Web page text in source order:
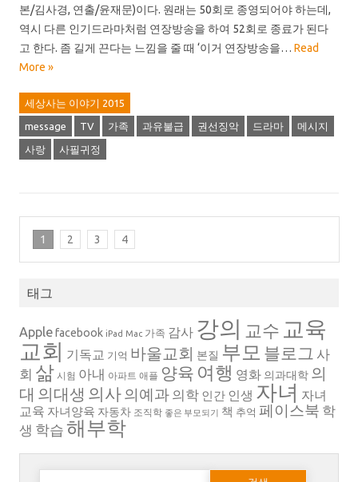
본/김사경, 연출/윤재문)이다. 원래는 50회로 종영되어야 하는데,
역시 다른 인기드라마처럼 연장방송을 하여 52회로 종료가 된다
고 한다. 좀 길게 끈다는 느낌을 줄 때 ‘이거 연장방송을… Read
More »
세상사는 이야기 2015
message TV 가족 과유불급 권선징악 드라마 메시지
사랑 사필귀정
1 2 3 4
태그
Applefacebook iPad Mac 가족 감사 강의 교수 교육
교회 기독교 기억 바울교회 본질 부모 블로그 사
회 삶 시험 아내 아파트 애플 양육 여행 영화 의과대학 의
대 의대생 의사의예과 의학 인간 인생 자녀 자녀
교육 자녀양육 자동차 조직학 좋은 부모되기 책 추억 페이스북 학
생 학습 해부학
다음 검색: